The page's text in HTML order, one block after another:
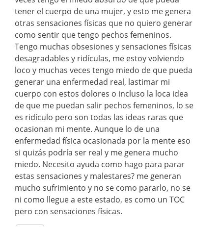
tener el cuerpo de una mujer, y esto me genera
otras sensaciones físicas que no quiero generar
como sentir que tengo pechos femeninos.
Tengo muchas obsesiones y sensaciones físicas
desagradables y ridículas, me estoy volviendo
loco y muchas veces tengo miedo de que pueda
generar una enfermedad real, lastimar mi
cuerpo con estos dolores o incluso la loca idea
de que me puedan salir pechos femeninos, lo se
es ridículo pero son todas las ideas raras que
ocasionan mi mente. Aunque lo de una
enfermedad física ocasionada por la mente eso
si quizás podría ser real y me genera mucho
miedo. Necesito ayuda como hago para parar
estas sensaciones y malestares? me generan
mucho sufrimiento y no se como pararlo, no se
ni como llegue a este estado, es como un TOC
pero con sensaciones físicas.